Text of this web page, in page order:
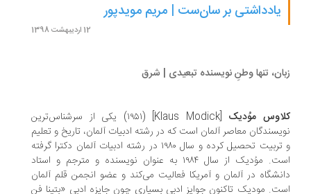
یادداشتی بر سان‌ست | مریم مویدپور
تنها وطنِ نویسنده تبعیدی | شرق
موُدیک
[Klaus Modick] (۱۹۵۱) یکی از سرشناس‌ترین
معاصر آلمان است که در رشته ادبیات آلمان، تاریخ و تعلیم
و تربیت تحصیل کرده و سال ۱۹۸۰ در رشته ادبیات آلمان دکترا گرفته
است. موُدیک از سال ۱۹۸۴ به عنوان نویسنده و مترجم و استاد
در آلمان و آمریكا فعالیت می‌کند و عضو انجمن قلم آلمان
مودیک تاکنون جوایز ادبی بسیاری چون جایزه ادبی «بتینا فن